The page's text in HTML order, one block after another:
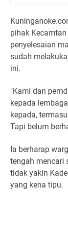
pihak
penyelesaian
sudah
ini.
"Kami dan
kepada
kepada,
Tapi belum
Ia berharap
tengah mencari
tidak yakin
yang kena tipu.